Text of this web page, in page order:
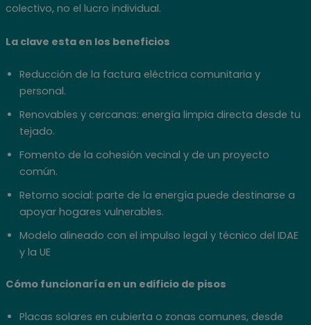
colectivo, no el lucro individual.
La clave esta en los beneficios
Reducción de la factura eléctrica comunitaria y
personal.
Renovables y cercanas: energía limpia directa desde tu
tejado.
Fomento de la cohesión vecinal y de un proyecto
común.
Retorno social: parte de la energía puede destinarse a
apoyar hogares vulnerables.
Modelo alineado con el impulso legal y técnico del IDAE
y la UE
Cómo funcionaría en un edificio de pisos
Placas solares en cubierta o zonas comunes, desde